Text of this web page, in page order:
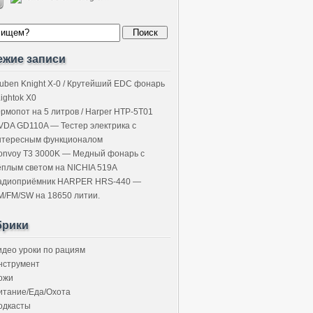
записи
Knight X-0 / Крутейший EDC фонарь
X0
на 5 литров / Harper HTP-5T01
GD110A — Тестер электрика с
функционалом
T3 3000K — Медный фонарь с
светом на NICHIA 519A
HARPER HRS-440 —
FM/SW на 18650 литии.
уроки по рациям
Еда/Охота